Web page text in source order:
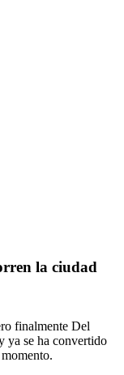
la ciudad
finalmente Del
ya se ha convertido